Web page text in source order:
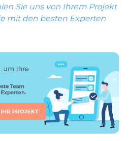
Sie uns von Ihrem Projekt
mit den besten Experten